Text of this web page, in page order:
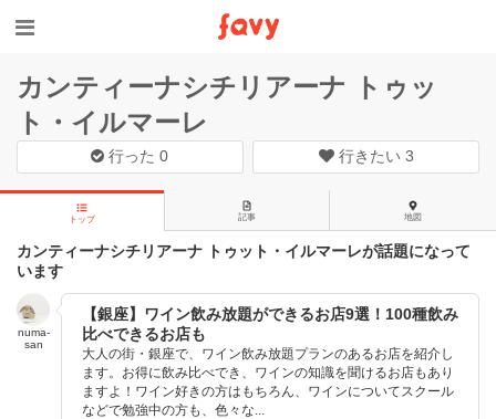
カンティーナシチリアーナ トゥッ
ト・イルマーレ
行った0 行きたい 3
トップ 記事 地図
カンティーナシチリアーナ トゥット・イルマーレが話題になって
います
numa-
san
【銀座】ワイン飲み放題ができるお店9選！100種飲み
比べできるお店も
大人の街・銀座で、ワイン飲み放題プランのあるお店を紹介し
ます。お得に飲み比べでき、ワインの知識を聞けるお店もあり
ますよ！ワイン好きの方はもちろん、ワインについてスクール
などで勉強中の方も、色々な...